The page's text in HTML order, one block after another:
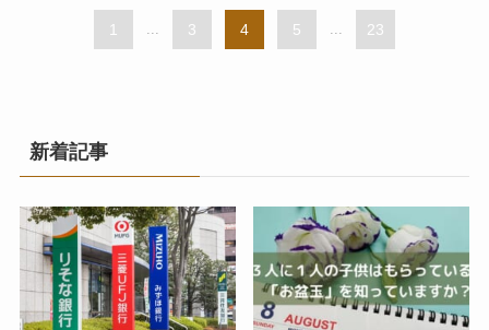
1 ... 3 4 5 ... 23
新着記事